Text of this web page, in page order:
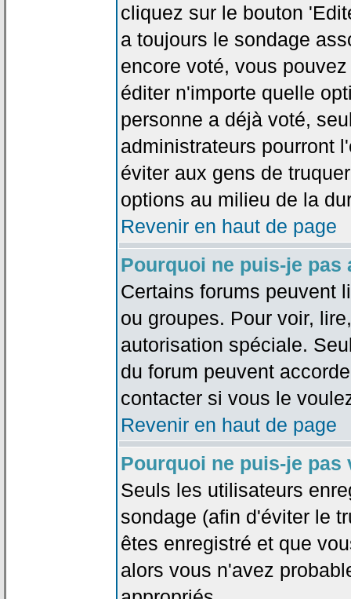
cliquez sur le bouton
a toujours le sondage
encore voté, vous
éditer n'importe quelle
personne a déjà voté,
administrateurs pourront
éviter aux gens de
options au milieu de la
Revenir en haut de page
Pourquoi ne puis-je pas
Certains forums peuvent
ou groupes. Pour voir,
autorisation spéciale.
du forum peuvent
contacter si vous le
Revenir en haut de page
Pourquoi ne puis-je pas
Seuls les utilisateurs
sondage (afin d'éviter le
êtes enregistré et que
alors vous n'avez